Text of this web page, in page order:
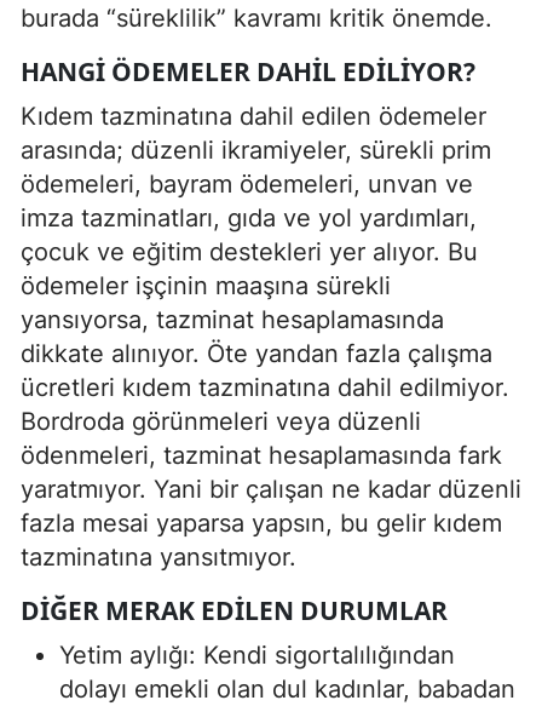
burada “süreklilik” kavramı kritik önemde.
HANGI ÖDEMELER DAHIL EDILIYOR?
Kıdem tazminatına dahil edilen ödemeler
arasında; düzenli ikramiyeler, sürekli prim
ödemeleri, bayram ödemeleri, unvan ve
imza tazminatları, gıda ve yol yardımları,
çocuk ve eğitim destekleri yer alıyor. Bu
ödemeler işçinin maaşına sürekli
yansıyorsa, tazminat hesaplamasında
dikkate alınıyor. Öte yandan fazla çalışma
ücretleri kıdem tazminatına dahil edilmiyor.
Bordroda görünmeleri veya düzenli
ödenmeleri, tazminat hesaplamasında fark
yaratmıyor. Yani bir çalışan ne kadar düzenli
fazla mesai yaparsa yapsın, bu gelir kıdem
tazminatına yansıtmıyor.
DIĞER MERAK EDILEN DURUMLAR
Yetim aylığı: Kendi sigortalılığından
dolayı emekli olan dul kadınlar, babadan